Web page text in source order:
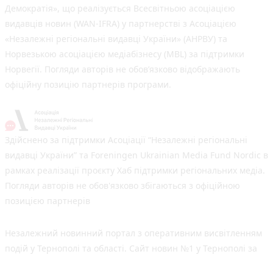
Демократія», що реалізується Всесвітньою асоціацією
видавців новин (WAN-IFRA) у партнерстві з Асоціацією
«Незалежні регіональні видавці України» (АНРВУ) та
Норвезькою асоціацією медіабізнесу (MBL) за підтримки
Норвегії. Погляди авторів не обов’язково відображають
офіційну позицію партнерів програми.
Здійснено за підтримки Асоціації “Незалежні регіональні
видавці України” та Foreningen Ukrainian Media Fund Nordic в
рамках реалізації проєкту Хаб підтримки регіональних медіа.
Погляди авторів не обов'язково збігаються з офіційною
позицією партнерів
Незалежний новинний портал з оперативним висвітленням
подій у Тернополі та області. Сайт новин №1 у Тернополі за